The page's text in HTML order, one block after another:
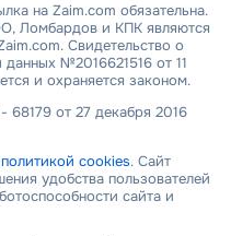
на Zaim.com обязательна.
Ломбардов и КПК являются
Свидетельство о
№2016621516 от 11
и охраняется законом.
от 27 декабря 2016
политикой cookies. Сайт
удобства пользователей
сайта и